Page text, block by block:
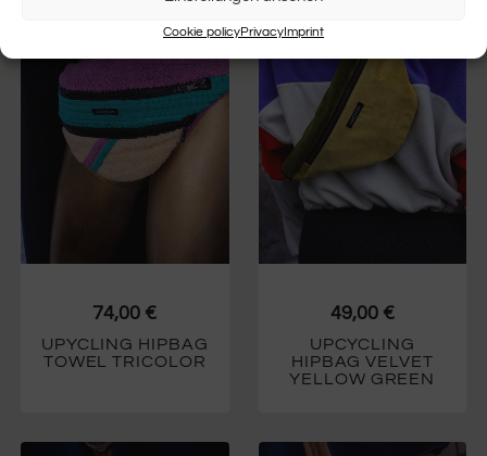
Cookie policyPrivacyImprint
74,00 €
UPYCLING HIPBAG
TOWEL TRICOLOR
49,00 €
UPCYCLING
HIPBAG VELVET
YELLOW GREEN